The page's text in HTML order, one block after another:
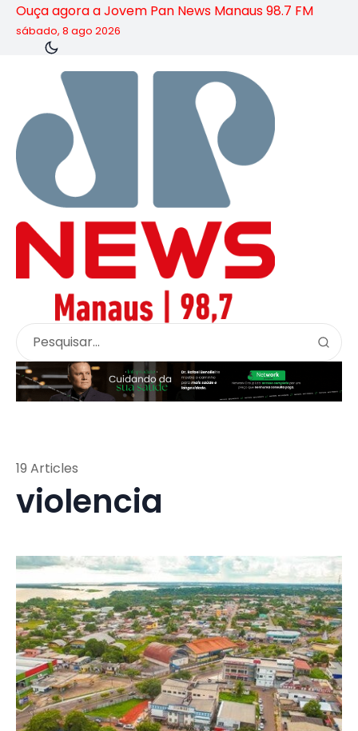
Ouça agora a Jovem Pan News Manaus 98.7 FM
sábado, 8 ago 2026
violencia
19 Articles